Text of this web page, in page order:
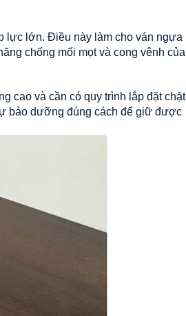
lực lớn. Điều này làm cho ván ngựa
chống mối mọt và cong vênh của
cao và cần có quy trình lắp đặt chặt
bảo dưỡng đúng cách để giữ được